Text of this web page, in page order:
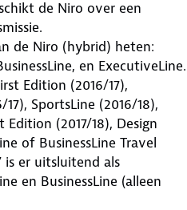
de Niro over een
de Niro (hybrid) heten:
en ExecutiveLine.
Edition (2016/17),
SportsLine (2016/18),
Edition (2017/18), Design
of BusinessLine Travel
is er uitsluitend als
en BusinessLine (alleen